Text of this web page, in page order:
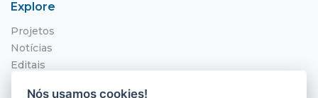
Explore
Projetos
Notícias
Editais
Nós usamos cookies!